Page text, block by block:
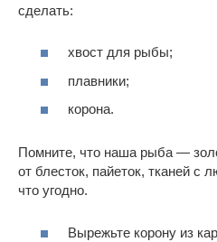
сделать:
хвост для рыбы;
плавники;
корона.
Помните, что наша рыба —
от блесток, пайеток, тканей с
что угодно.
Вырежьте корону из